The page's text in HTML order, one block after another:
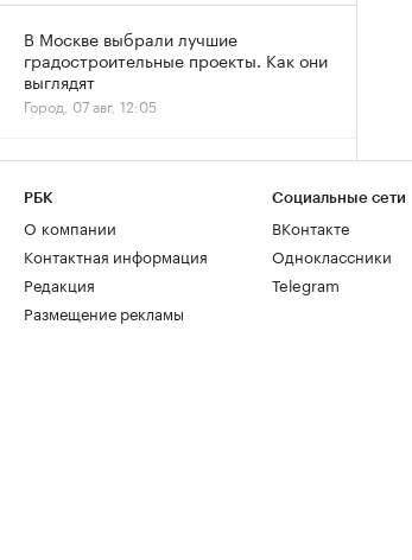
В Москве выбрали лучшие
градостроительные проекты. Как они
выглядят
Город, 07 авг, 12:05
плакаты ко Дню строителя. Лучшие
Отрасль, 07 авг, 11:36
Дню строителя — 70: как отмечают
юбилей и главные рекорды отрасли
РБК
О компании
Контактная информация
Редакция
Размещение рекламы
Социальные сети
ВКонтакте
Одноклассники
Telegram